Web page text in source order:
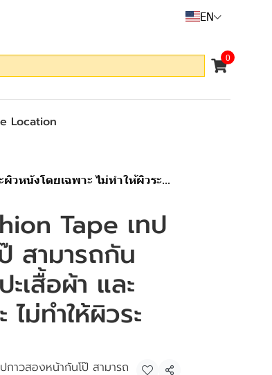
EN
0
Location
งโดยเฉพาะ ไม่ทำให้ผิวระคายเ
Tape เทป
สามารถกัน
เสื้อผ้า และ
ม่ทำให้ผิวระ
กาวสองหน้ากันโป๊ สามารถ